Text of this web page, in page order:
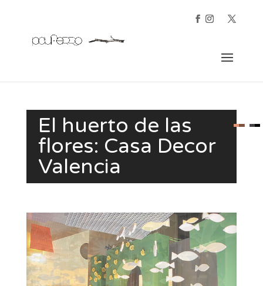
El huerto de las
flores: Casa Decor
Valencia